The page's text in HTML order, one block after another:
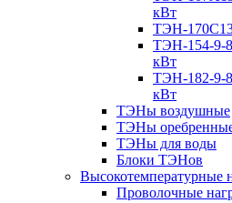
кВт
ТЭН-
ТЭН-154-9-
кВт
ТЭН-182-9-
кВт
ТЭНы воздушные
ТЭНы
ТЭНы для воды
Блоки ТЭНов
Высокотемпературные
Проволочные